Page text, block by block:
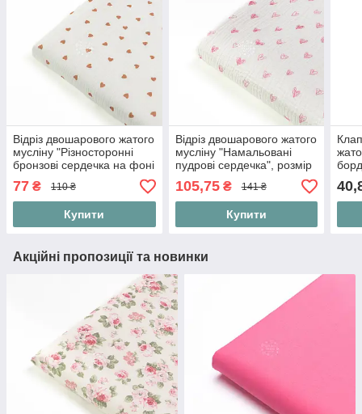
Відріз двошарового жатого
мусліну "Різносторонні
бронзові сердечка на фоні
айворі", розмір 50*135 см
77 ₴ 110 ₴
Купити
Відріз двошарового жатого
мусліну "Намальовані
пудрові сердечка", розмір
60*160 см
105,75₴ 141 ₴
Купити
Акційні пропозиції та новинки